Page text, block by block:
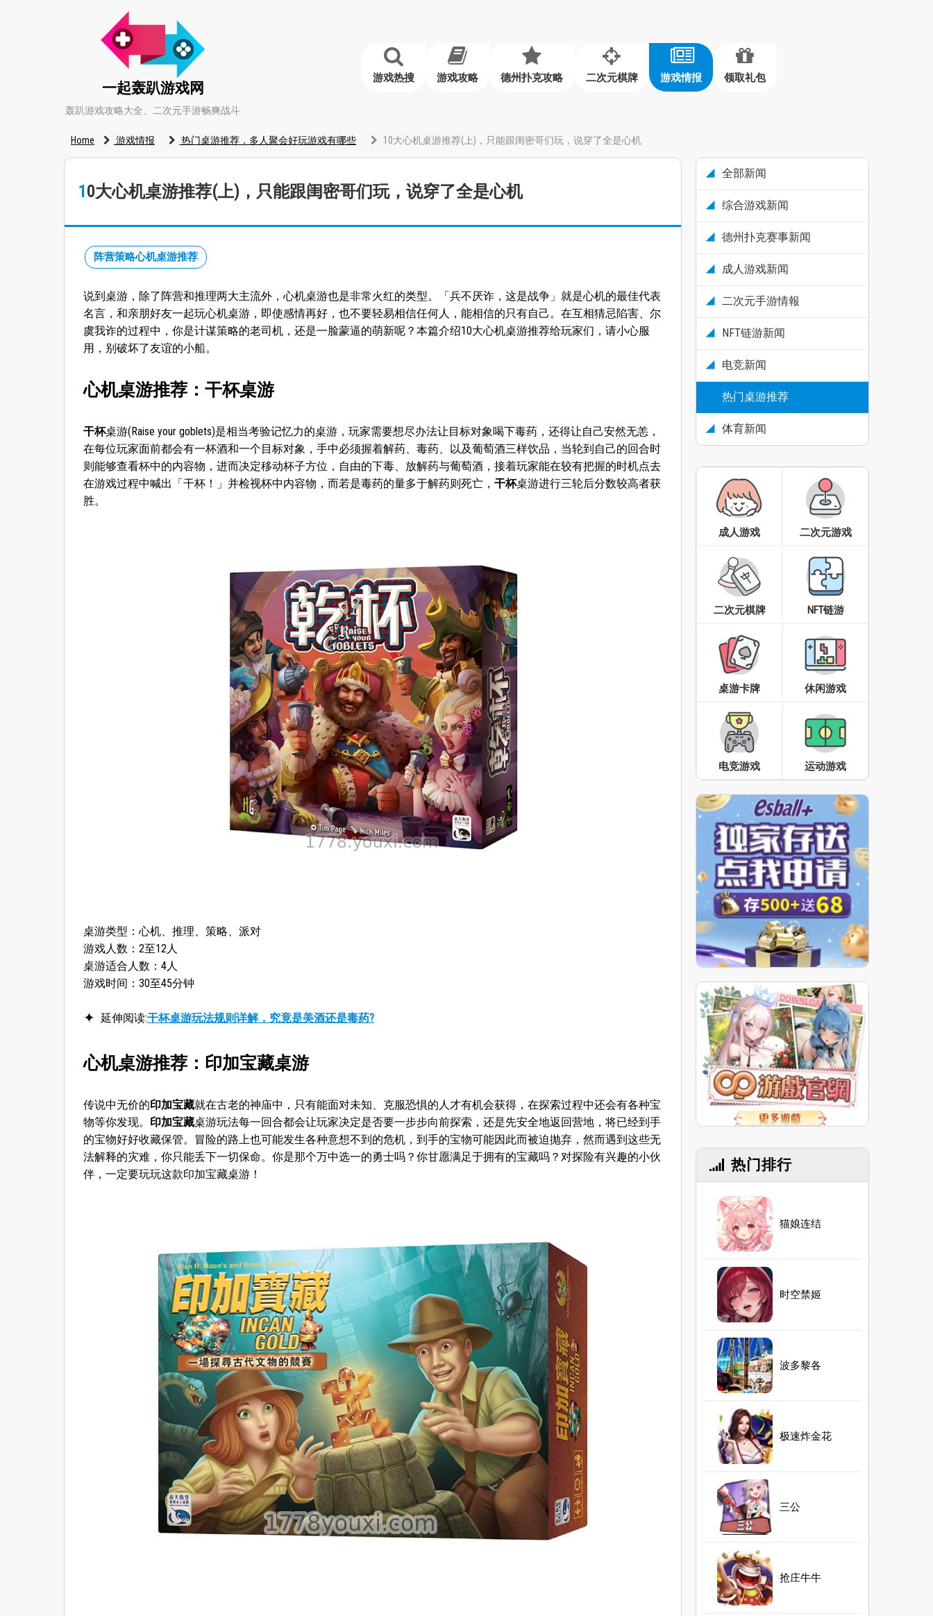
一起轰趴游戏网
轰趴游戏攻略大全、二次元手游畅爽战斗
游戏热搜 游戏攻略 德州扑克攻略 二次元棋牌 游戏情报 领取礼包
Home 游戏情报 热门桌游推荐，多人聚会好玩游戏有哪些 10大心机桌游推荐(上)，只能跟闺密哥们玩，说穿了全是心机
10大心机桌游推荐(上)，只能跟闺密哥们玩，说穿了全是心机
阵营策略心机桌游推荐
说到桌游，除了阵营和推理两大主流外，心机桌游也是非常火红的类型。「兵不厌诈，这是战争」就是心机的最佳代表
名言，和亲朋好友一起玩心机桌游，即使感情再好，也不要轻易相信任何人，能相信的只有自己。在互相猜忌陷害、尔
虞我诈的过程中，你是计谋策略的老司机，还是一脸蒙逼的萌新呢？本篇介绍10大心机桌游推荐给玩家们，请小心服
用，别破坏了友谊的小船。
心机桌游推荐：干杯桌游
干杯桌游(Raise your goblets)是相当考验记忆力的桌游，玩家需要想尽办法让目标对象喝下毒药，还得让自己安然无恙，
在每位玩家面前都会有一杯酒和一个目标对象，手中必须握着解药、毒药、以及葡萄酒三样饮品，当轮到自己的回合时
则能够查看杯中的内容物，进而决定移动杯子方位，自由的下毒、放解药与葡萄酒，接着玩家能在较有把握的时机点去
在游戏过程中喊出「干杯！」并检视杯中内容物，而若是毒药的量多于解药则死亡， 干杯桌游进行三轮后分数较高者获
胜。
桌游类型：心机、推理、策略、派对
游戏人数：2至12人
桌游适合人数：4人
游戏时间：30至45分钟
延伸阅读:干杯桌游玩法规则详解，究竟是美酒还是毒药?
心机桌游推荐：印加宝藏桌游
传说中无价的印加宝藏就在古老的神庙中，只有能面对未知、克服恐惧的人才有机会获得，在探索过程中还会有各种宝
物等你发现。 印加宝藏桌游玩法每一回合都会让玩家决定是否要一步步向前探索，还是先安全地返回营地，将已经到手
的宝物好好收藏保管。冒险的路上也可能发生各种意想不到的危机，到手的宝物可能因此而被迫抛弃，然而遇到这些无
法解释的灾难，你只能丢下一切保命。你是那个万中选一的勇士吗？你甘愿满足于拥有的宝藏吗？对探险有兴趣的小伙
伴，一定要玩玩这款印加宝藏桌游！
全部新闻
综合游戏新闻
德州扑克赛事新闻
成人游戏新闻
二次元手游情報
NFT链游新闻
电竞新闻
热门桌游推荐
体育新闻
成人游戏 二次元游戏
二次元棋牌 NFT链游
桌游卡牌 休闲游戏
电竞游戏 运动游戏
热门排行
猫娘连结
时空禁姬
波多黎各
极速炸金花
三公
抢庄牛牛